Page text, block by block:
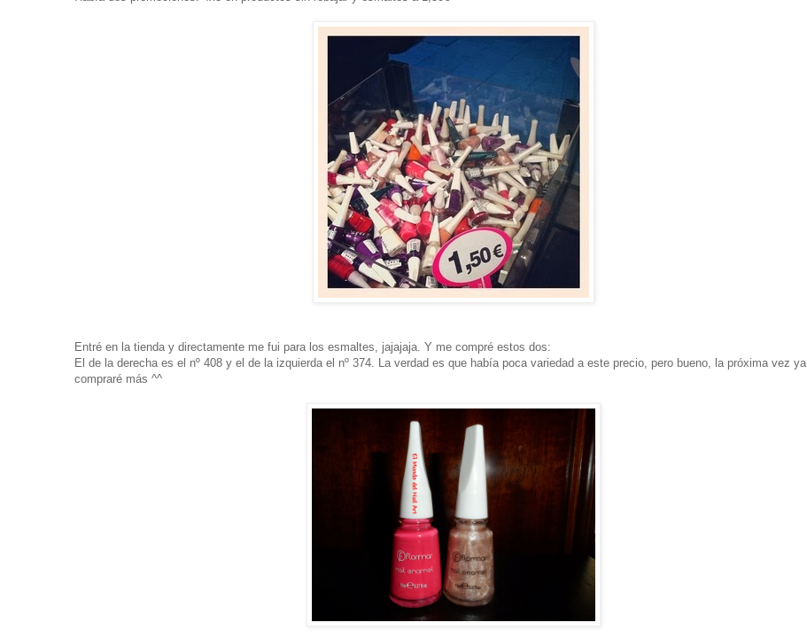
Entré en la tienda y directamente me fui para los esmaltes, jajajaja. Y me compré estos dos:
El de la derecha es el nº 408 y el de la izquierda el nº 374. La verdad es que había poca variedad a este precio, pero bueno, la próxima vez ya
compraré más ^^